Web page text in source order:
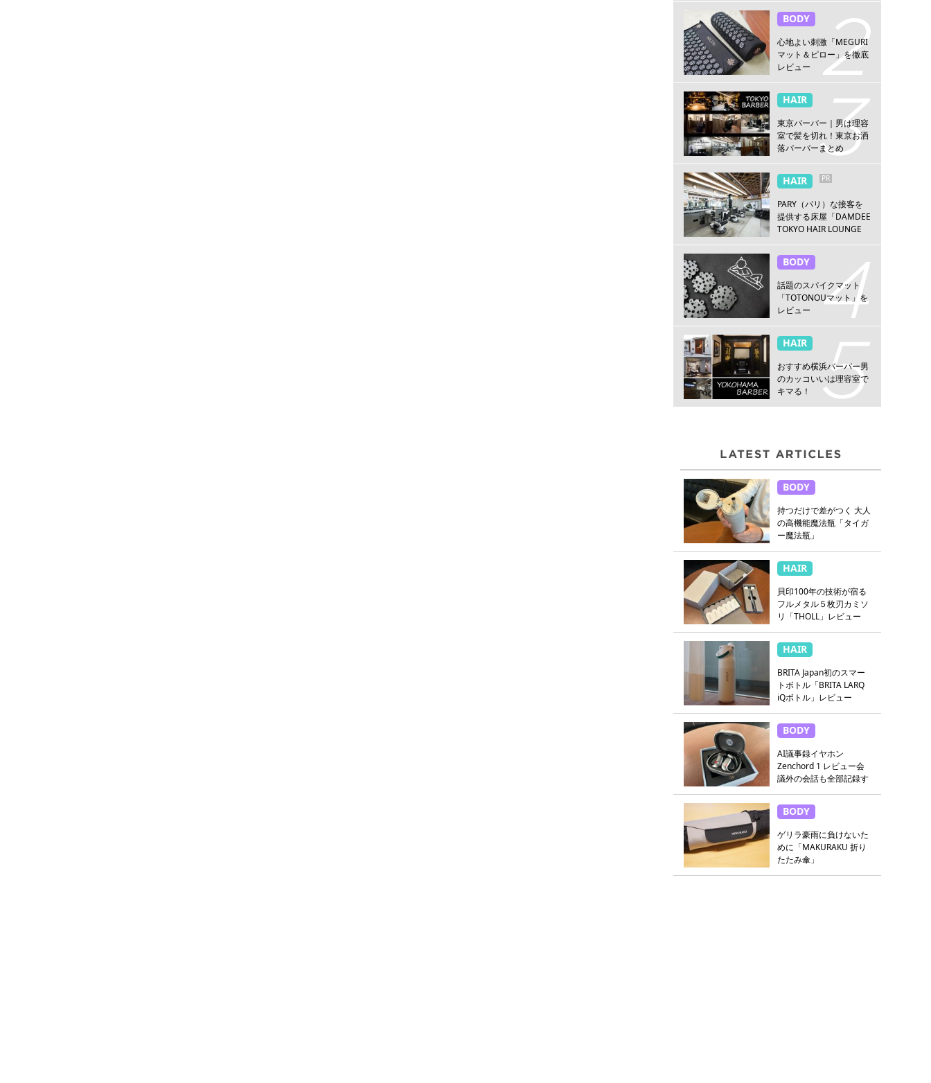
BODY
心地よい刺激「MEGURI
マット＆ピロー」を徹底
レビュー
HAIR
東京バーバー｜男は理容
室で髪を切れ！東京お洒
落バーバーまとめ
HAIR PR
PARY（パリ）な接客を
提供する床屋「DAMDEE
TOKYO HAIR LOUNGE
BODY
話題のスパイクマット
「TOTONOUマット」を
レビュー
HAIR
おすすめ横浜バーバー男
のカッコいいは理容室で
キマる！
BODY
持つだけで差がつく 大人
の高機能魔法瓶「タイガ
ー魔法瓶」
HAIR
貝印100年の技術が宿る
フルメタル５枚刃カミソ
リ「THOLL」レビュー
HAIR
BRITA Japan初のスマー
トボトル「BRITA LARQ
iQボトル」レビュー
BODY
AI議事録イヤホン
Zenchord 1 レビュー会
議外の会話も全部記録す
BODY
ゲリラ豪雨に負けないた
めに「MAKURAKU 折り
たたみ傘」